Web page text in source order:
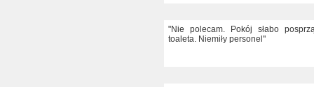
"Nie polecam. Pokój słabo
toaleta. Niemiły personel"